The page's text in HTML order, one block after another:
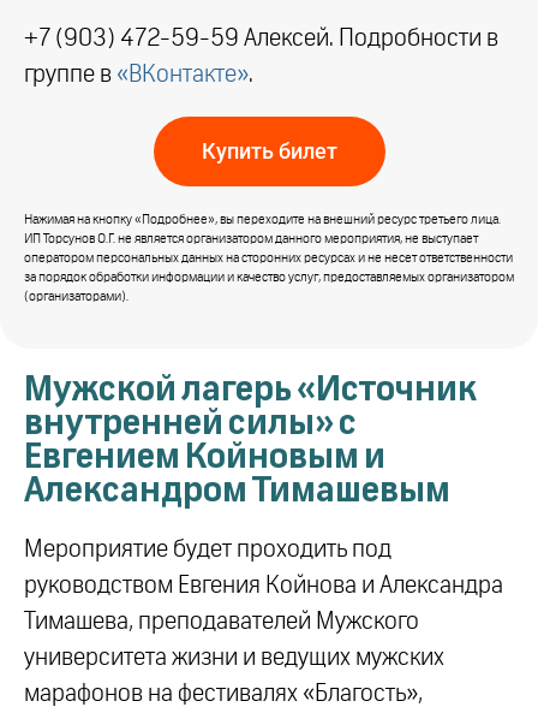
+7 (903) 472-59-59 Алексей. Подробности в
группе в «ВКонтакте».
Купить билет
Нажимая на кнопку «Подробнее», вы переходите на внешний ресурс третьего лица.
ИП Торсунов О.Г. не является организатором данного мероприятия, не выступает
оператором персональных данных на сторонних ресурсах и не несет ответственности
за порядок обработки информации и качество услуг, предоставляемых организатором
(организаторами).
Мужской лагерь «Источник
внутренней силы» с
Евгением Койновым и
Александром Тимашевым
Мероприятие будет проходить под
руководством Евгения Койнова и Александра
Тимашева, преподавателей Мужского
университета жизни и ведущих мужских
марафонов на фестивалях «Благость»,